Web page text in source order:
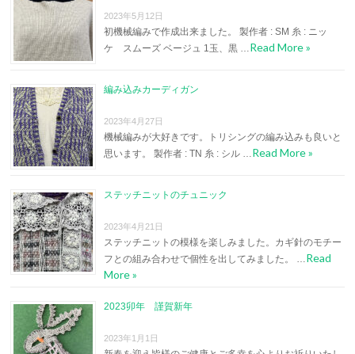
2023年5月12日
初機械編みで作成出来ました。 製作者 : SM 糸 : ニッ
ケ スムーズ ベージュ 1玉、黒 … Read More »
編み込みカーディガン
2023年4月27日
機械編みが大好きです。トリシングの編み込みも良いと
思います。 製作者 : TN 糸 : シル … Read More »
ステッチニットのチュニック
2023年4月21日
ステッチニットの模様を楽しみました。カギ針のモチー
フとの組み合わせで個性を出してみました。 … Read
More »
2023卯年 謹賀新年
2023年1月1日